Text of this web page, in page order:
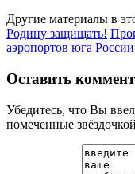
Другие материалы в
Родину защищать!
аэропортов юга
Оставить
Убедитесь, что Вы
помеченные